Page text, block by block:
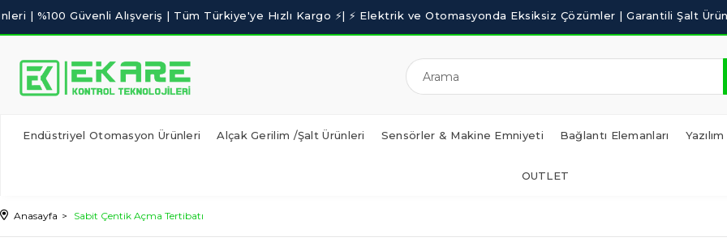
Endüstriyel Otomasyon Ürünleri Alçak Gerilim /Şalt Ürünleri Sensörler & Makine Emniyeti Bağlantı Elemanları
OUTLET
Anasayfa Sabit Çentik Açma Tertibatı